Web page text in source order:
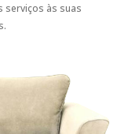
serviços às suas